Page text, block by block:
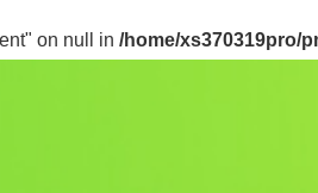
on null in /home/xs370319pro/